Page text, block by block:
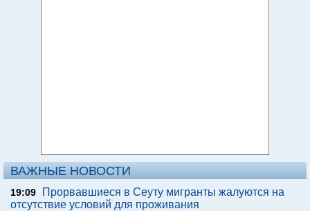
ВАЖНЫЕ НОВОСТИ
19:09
Прорвавшиеся в Сеуту мигранты жалуются на
отсутствие условий для проживания